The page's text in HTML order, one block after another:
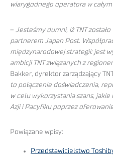
wiarygodnego operatora w
– Jesteśmy dumni, iż TNT
partnerem Japan Post.
międzynarodowej strategii: jest
ambicji TNT związanych z
Bakker, dyrektor zarządzający
to połączenie doświadczenia,
w celu wykorzystania szans,
Azji i Pacyfiku poprzez
Powiązane wpisy:
Przedstawicielstwo